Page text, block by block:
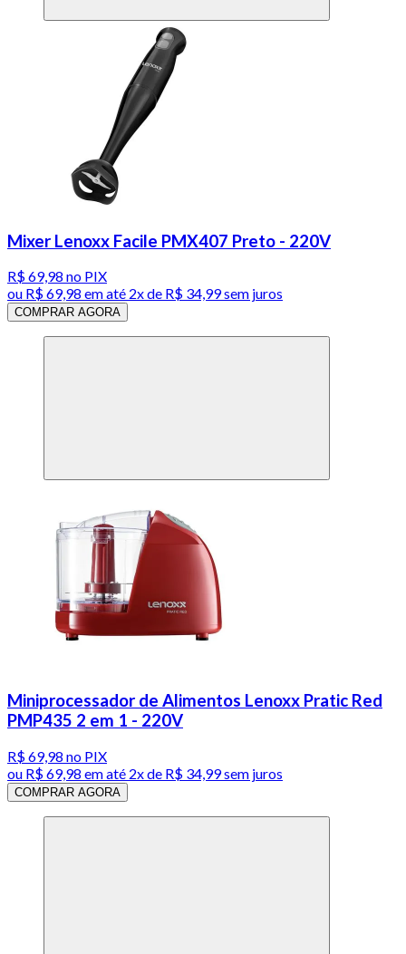
Mixer Lenoxx Facile PMX407 Preto - 220V
R$ 69,98 no PIX
ou R$ 69,98 em até 2x de R$ 34,99 sem juros
COMPRAR AGORA
Miniprocessador de Alimentos Lenoxx Pratic Red
PMP435 2 em 1 - 220V
R$ 69,98 no PIX
ou R$ 69,98 em até 2x de R$ 34,99 sem juros
COMPRAR AGORA